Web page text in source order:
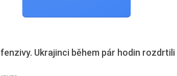
Ukrajinci během pár hodin